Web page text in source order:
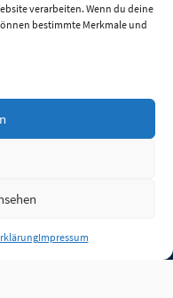
verarbeiten. Wenn du deine
bestimmte Merkmale und
Impressum
Quellen